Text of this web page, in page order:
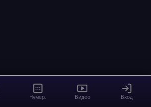
Нумер. Видео Вход